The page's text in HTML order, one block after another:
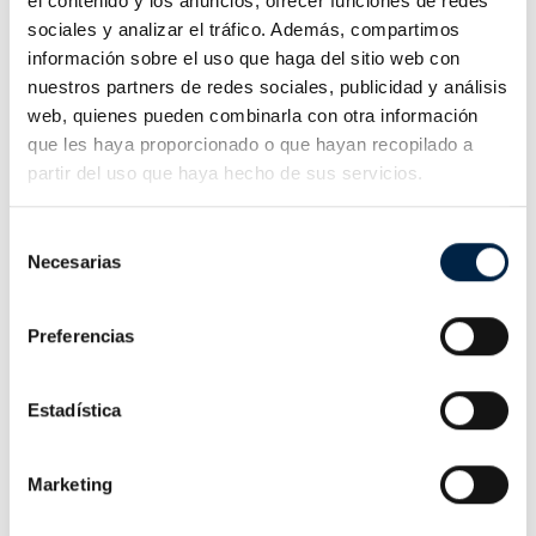
sociales y analizar el tráfico. Además, compartimos
información sobre el uso que haga del sitio web con
nuestros partners de redes sociales, publicidad y análisis
web, quienes pueden combinarla con otra información
que les haya proporcionado o que hayan recopilado a
partir del uso que haya hecho de sus servicios.
Necesarias
Preferencias
Estadística
Marketing
0 - 2 TRABAJADORES
diferenciador, y ante la dificultad que
trámite, Camerfirma pone a tu
presentar la solicitud del Bono